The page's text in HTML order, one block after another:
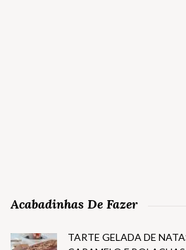
Acabadinhas De Fazer
TARTE GELADA DE